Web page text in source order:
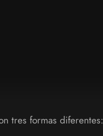
tres formas diferentes: